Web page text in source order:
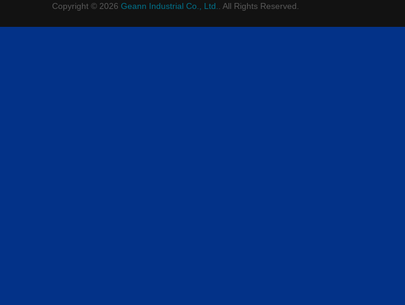
Copyright © 2026 Geann Industrial Co., Ltd.. All Rights Reserved.